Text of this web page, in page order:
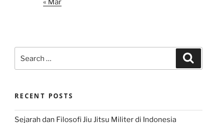
« Mar
for:
RECENT POSTS
Sejarah dan Filosofi Jiu Jitsu Militer di Indonesia